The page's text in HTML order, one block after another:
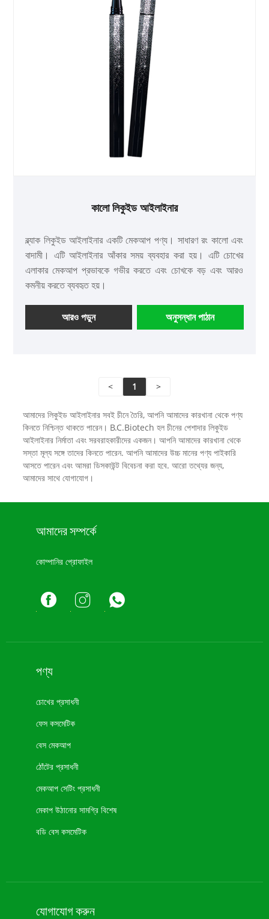
কালো লিকুইড আইলাইনার
ব্ল্যাক লিকুইড আইলাইনার একটি মেকআপ পণ্য। সাধারণ রং কালো এবং
বাদামী। এটি আইলাইনার আঁকার সময় ব্যবহার করা হয়। এটি চোখের
এলাকার মেকআপ প্রভাবকে গভীর করতে এবং চোখকে বড় এবং আরও
কমনীয় করতে ব্যবহৃত হয়।
আরও পড়ুন অনুসন্ধান পাঠান
< 1 >
আমাদের লিকুইড আইলাইনার সবই চীনে তৈরি, আপনি আমাদের কারখানা থেকে পণ্য
কিনতে নিশ্চিন্ত থাকতে পারেন। B.C.Biotech হল চীনের পেশাদার লিকুইড
আইলাইনার নির্মাতা এবং সরবরাহকারীদের একজন। আপনি আমাদের কারখানা থেকে
সস্তা মূল্য সঙ্গে তাদের কিনতে পারেন. আপনি আমাদের উচ্চ মানের পণ্য পাইকারি
আসতে পারেন এবং আমরা ডিসকাউন্ট বিবেচনা করা হবে. আরো তথ্যের জন্য,
আমাদের সাথে যোগাযোগ।
আমাদের সম্পর্কে
কোম্পানির প্রোফাইল
পণ্য
চোখের প্রসাধনী
ফেস কসমেটিক
বেস মেকআপ
ঠোঁটের প্রসাধনী
মেকআপ সেটিং প্রসাধনী
মেকাপ উঠানোর সামগ্রি বিশেষ
বডি বেস কসমেটিক
যোগাযোগ করুন